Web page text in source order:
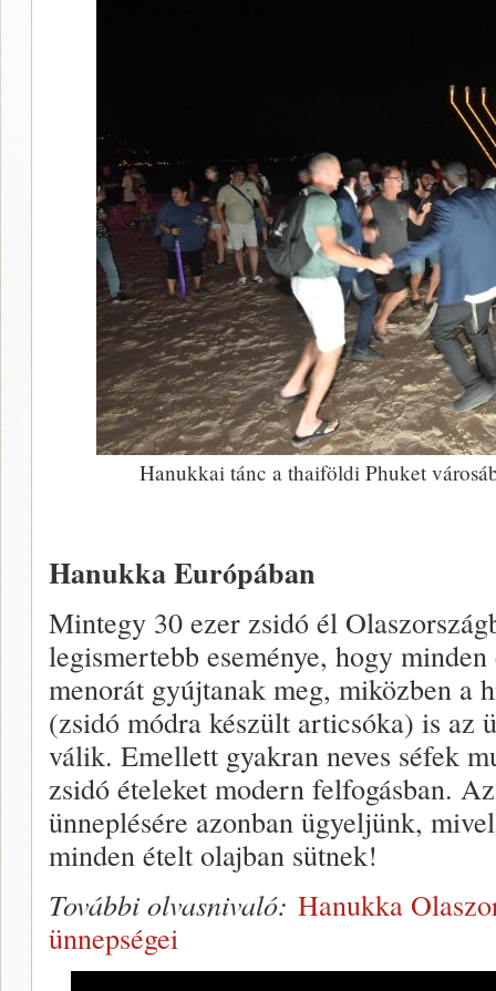
Hanukkai tánc a thaiföldi Phuket
Hanukka Európában
Mintegy 30 ezer zsidó él
legismertebb eseménye, hogy
menorát gyújtanak meg, miközben a
(zsidó módra készült articsóka) is az
válik. Emellett gyakran neves séfek
zsidó ételeket modern felfogásban.
ünneplésére azonban ügyeljünk,
minden ételt olajban sütnek!
További olvasnivaló: Hanukka
ünnepségei